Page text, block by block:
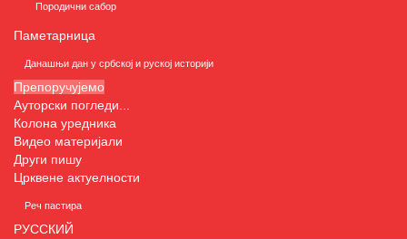
Породични сабор
Паметарница
Данашњи дан у србској и руској историји
Препоручујемо
Ауторски погледи...
Колона уредника
Видео материјали
Други пишу
Црквене актуелности
Реч пастира
РУССКИЙ